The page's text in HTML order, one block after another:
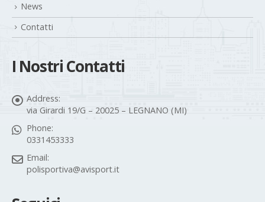
News
Contatti
I Nostri Contatti
Address:
via Girardi 19/G – 20025 – LEGNANO (MI)
Phone:
0331453333
Email:
polisportiva@avisport.it